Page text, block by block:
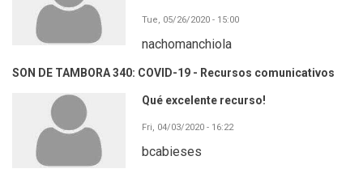
Tue, 05/26/2020 - 15:00
nachomanchiola
SON DE TAMBORA 340: COVID-19 - Recursos comunicativos
Qué excelente recurso!
Fri, 04/03/2020 - 16:22
bcabieses